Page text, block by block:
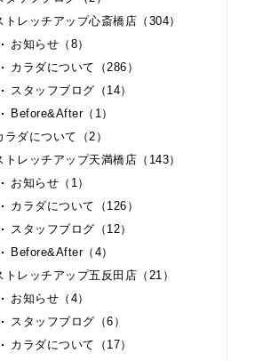
トレッチアップ心斎橋店（304）
お知らせ（8）
カラダについて（286）
スタッフブログ（14）
Before&After（1）
ラダについて（2）
トレッチアップ天満橋店（143）
お知らせ（1）
カラダについて（126）
スタッフブログ（12）
Before&After（4）
トレッチアップ五反田店（21）
お知らせ（4）
スタッフブログ（6）
カラダについて（17）